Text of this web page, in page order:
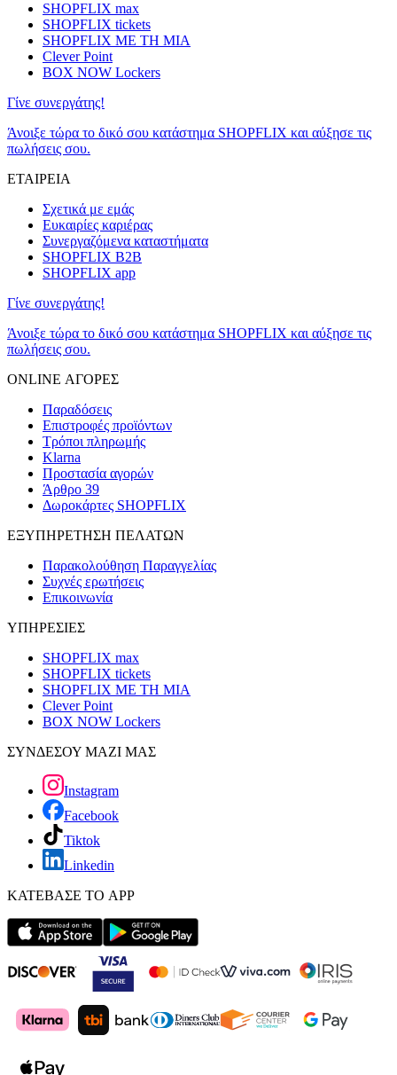
SHOPFLIX max
SHOPFLIX tickets
SHOPFLIX ΜΕ ΤΗ ΜΙΑ
Clever Point
BOX NOW Lockers
Γίνε συνεργάτης!
Άνοιξε τώρα το δικό σου κατάστημα SHOPFLIX και αύξησε τις
πωλήσεις σου.
ΕΤΑΙΡΕΙΑ
Σχετικά με εμάς
Ευκαιρίες καριέρας
Συνεργαζόμενα καταστήματα
SHOPFLIX B2B
SHOPFLIX app
Γίνε συνεργάτης!
Άνοιξε τώρα το δικό σου κατάστημα SHOPFLIX και αύξησε τις
πωλήσεις σου.
ONLINE ΑΓΟΡΕΣ
Παραδόσεις
Επιστροφές προϊόντων
Τρόποι πληρωμής
Klarna
Προστασία αγορών
Άρθρο 39
Δωροκάρτες SHOPFLIX
ΕΞΥΠΗΡΕΤΗΣΗ ΠΕΛΑΤΩΝ
Παρακολούθηση Παραγγελίας
Συχνές ερωτήσεις
Επικοινωνία
ΥΠΗΡΕΣΙΕΣ
SHOPFLIX max
SHOPFLIX tickets
SHOPFLIX ΜΕ ΤΗ ΜΙΑ
Clever Point
BOX NOW Lockers
ΣΥΝΔΕΣΟΥ ΜΑΖΙ ΜΑΣ
Instagram
Facebook
Tiktok
Linkedin
ΚΑΤΕΒΑΣΕ ΤΟ APP